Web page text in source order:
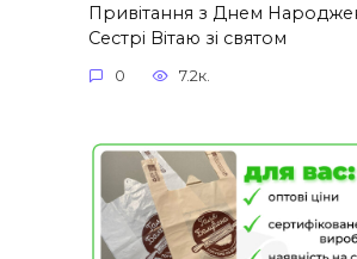
Привітання з Днем
Сестрі Вітаю зі святом
0 7.2к.